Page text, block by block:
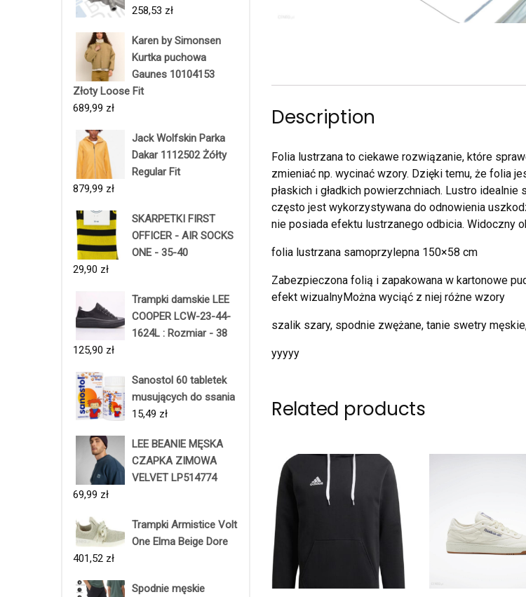
258,53 zł
Karen by Simonsen
Kurtka puchowa
Gaunes 10104153
Złoty Loose Fit
689,99 zł
Jack Wolfskin Parka
Dakar 1112502 Żółty
Regular Fit
879,99 zł
SKARPETKI FIRST
OFFICER - AIR SOCKS
ONE - 35-40
29,90 zł
Trampki damskie LEE
COOPER LCW-23-44-
1624L : Rozmiar - 38
125,90 zł
Sanostol 60 tabletek
musujących do ssania
15,49 zł
LEE BEANIE MĘSKA
CZAPKA ZIMOWA
VELVET LP514774
69,99 zł
Trampki Armistice Volt
One Elma Beige Dore
401,52 zł
Spodnie męskie
Description
Folia lustrzana to ciekawe rozwiązanie, które
zmieniać np. wycinać wzory. Dzięki temu, że folia
płaskich i gładkich powierzchniach. Lustro
często jest wykorzystywana do odnowienia
nie posiada efektu lustrzanego odbicia. Widoczny
folia lustrzana samoprzylepna 150×58 cm
Zabezpieczona folią i zapakowana w kartonowe
efekt wizualnyMożna wyciąć z niej różne wzory
szalik szary, spodnie zwężane, tanie swetry
yyyyy
Related products